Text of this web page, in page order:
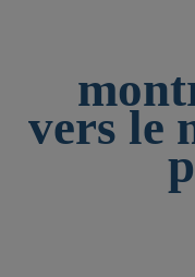
vers le